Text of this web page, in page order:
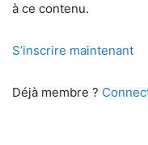
à ce contenu.
S’inscrire maintenant
Déjà membre ?